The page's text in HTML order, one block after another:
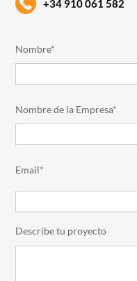
+34 910 061 582
Nombre*
Nombre de la Empresa*
Email*
Describe tu proyecto